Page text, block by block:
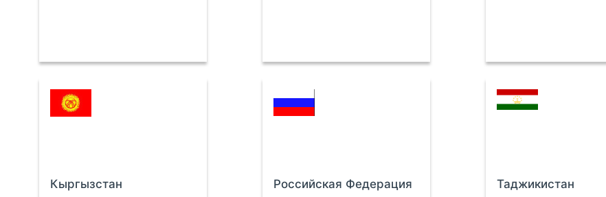
Кыргызстан Российская Федерация Таджикистан